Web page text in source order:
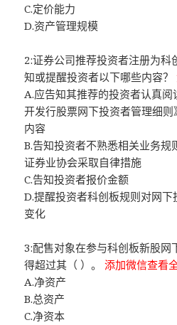
C.定价能力
D.资产管理规模
2:证券公司推荐投资者注册为科
知或提醒投资者以下哪些内容？
A.应告知其推荐的投资者认真
开发行股票网下投资者管理细
内容
B.告知投资者不熟悉相关业务规
证券业协会采取自律措施
C.告知投资者报价金额
D.提醒投资者科创板规则对网
变化
3:配售对象在参与科创板新股网
得超过其（ ）。添加微信查看
A.净资产
B.总资产
C.净资本